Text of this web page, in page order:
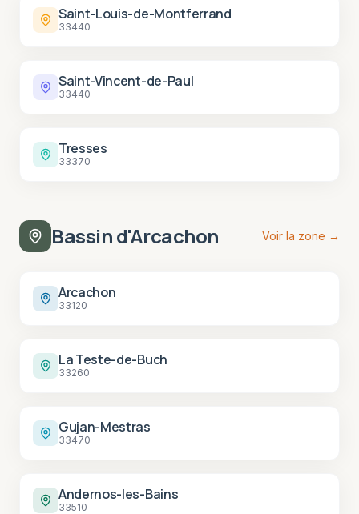
Saint-Louis-de-Montferrand
33440
Saint-Vincent-de-Paul
33440
Tresses
33370
Bassin d'Arcachon Voir la zone →
Arcachon
33120
La Teste-de-Buch
33260
Gujan-Mestras
33470
Andernos-les-Bains
33510